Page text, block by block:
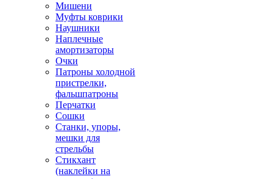
Мишени
Муфты коврики
Наушники
Наплечные
амортизаторы
Очки
Патроны холодной
пристрелки,
фальшпатроны
Перчатки
Сошки
Станки, упоры,
мешки для
стрельбы
Стикхант
(наклейки на